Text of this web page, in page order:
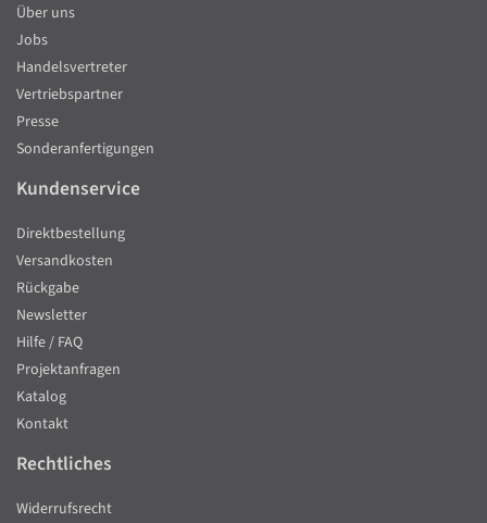
Über uns
Jobs
Handelsvertreter
Vertriebspartner
Presse
Sonderanfertigungen
Kundenservice
Direktbestellung
Versandkosten
Rückgabe
Newsletter
Hilfe / FAQ
Projektanfragen
Katalog
Kontakt
Rechtliches
Widerrufsrecht